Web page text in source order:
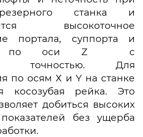
станка и
высокоточное
портала, суппорта и
по оси Z с
точностью. Для
по осям Х и Y на станке
косозубая рейка. Это
добиться высоких
без ущерба